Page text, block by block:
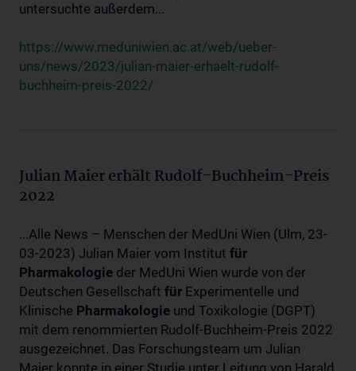
untersuchte außerdem...
https://www.meduniwien.ac.at/web/ueber-
uns/news/2023/julian-maier-erhaelt-rudolf-
buchheim-preis-2022/
Julian Maier erhält Rudolf-Buchheim-Preis
2022
...Alle News – Menschen der MedUni Wien (Ulm, 23-
03-2023) Julian Maier vom Institut für
Pharmakologie der MedUni Wien wurde von der
Deutschen Gesellschaft für Experimentelle und
Klinische Pharmakologie und Toxikologie (DGPT)
mit dem renommierten Rudolf-Buchheim-Preis 2022
ausgezeichnet. Das Forschungsteam um Julian
Maier konnte in einer Studie unter Leitung von Harald